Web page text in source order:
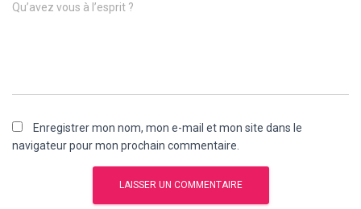
Qu’avez vous à l’esprit ?
Enregistrer mon nom, mon e-mail et mon site dans le
navigateur pour mon prochain commentaire.